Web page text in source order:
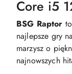
Core i5
BSG Raptor
najlepsze gry
marzysz o
najnowszych